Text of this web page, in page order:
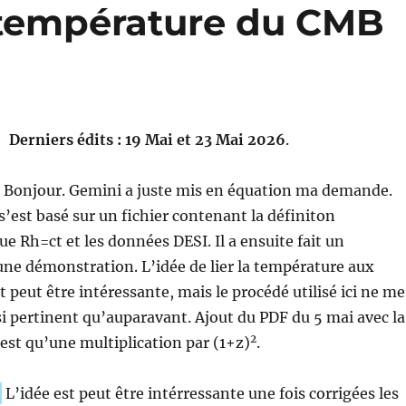
du CMB
Derniers édits : 19 Mai et 23 Mai 2026.
Bonjour. Gemini a juste mis en équation ma demande.
basé sur un fichier contenant la définiton
Rh=ct et les données DESI. Il a ensuite fait un
démonstration. L’idée de lier la température aux
peut être intéressante, mais le procédé utilisé ici ne me
pertinent qu’auparavant. Ajout du PDF du 5 mai avec la
qu’une multiplication par (1+z)2.
L’idée est peut être intérressante une fois corrigées les